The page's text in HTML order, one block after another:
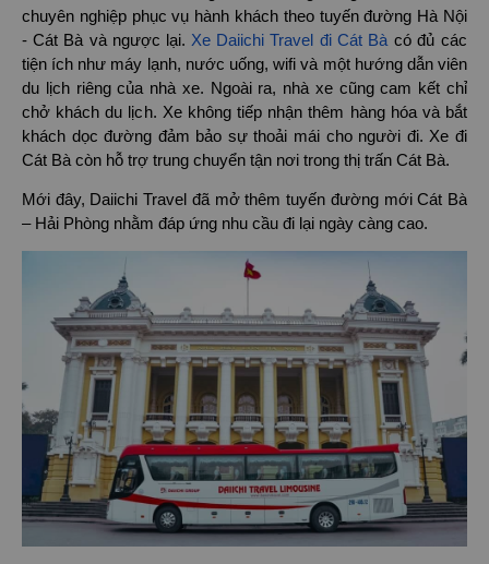
chuyên nghiệp phục vụ hành khách theo tuyến đường Hà Nội
- Cát Bà và ngược lại. Xe Daiichi Travel đi Cát Bà có đủ các
tiện ích như máy lạnh, nước uống, wifi và một hướng dẫn viên
du lịch riêng của nhà xe. Ngoài ra, nhà xe cũng cam kết chỉ
chở khách du lịch. Xe không tiếp nhận thêm hàng hóa và bắt
khách dọc đường đảm bảo sự thoải mái cho người đi. Xe đi
Cát Bà còn hỗ trợ trung chuyển tận nơi trong thị trấn Cát Bà.
Mới đây, Daiichi Travel đã mở thêm tuyến đường mới Cát Bà
– Hải Phòng nhằm đáp ứng nhu cầu đi lại ngày càng cao.